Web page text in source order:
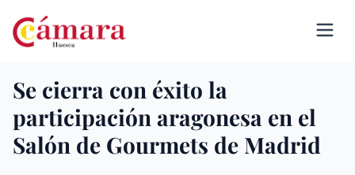
Se cierra con éxito la
participación aragonesa en el
Salón de Gourmets de Madrid